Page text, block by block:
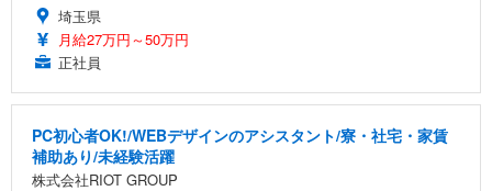
埼玉県
月給27万円～50万円
正社員
PC初心者OK!/WEBデザインのアシスタント/寮・社宅・家賃
補助あり/未経験活躍
株式会社RIOT GROUP